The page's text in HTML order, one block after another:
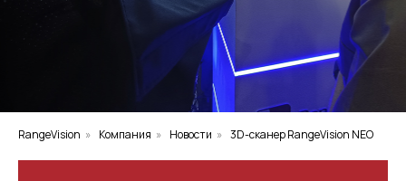
RangeVision » Компания » Новости » 3D-сканер RangeVision NEO